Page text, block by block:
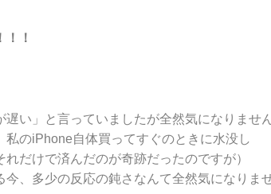
！
い」と言っていましたが全然気になりません
のiPhone自体買ってすぐのときに水没し
だけで済んだのが奇跡だったのですが）
、多少の反応の鈍さなんて全然気になりま